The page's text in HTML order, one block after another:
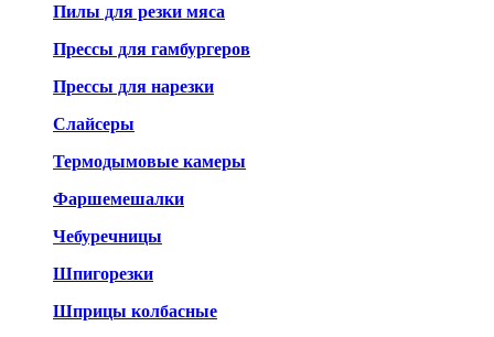
Пилы для резки мяса
Прессы для гамбургеров
Прессы для нарезки
Слайсеры
Термодымовые камеры
Фаршемешалки
Чебуречницы
Шпигорезки
Шприцы колбасные